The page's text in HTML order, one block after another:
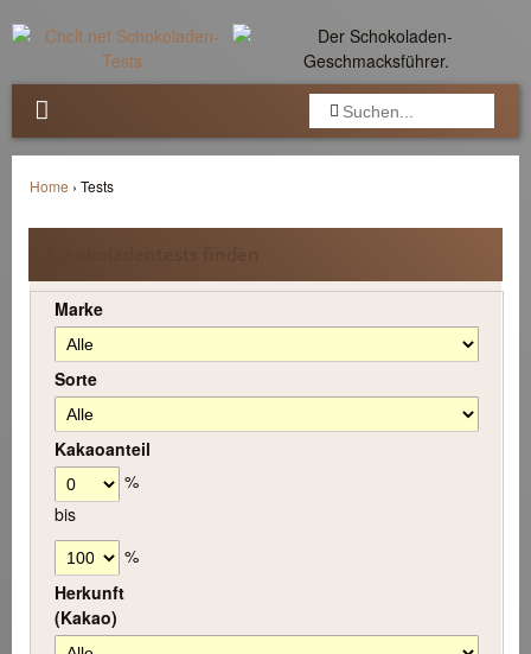
 
Home › Tests
Marke
Sorte
Kakaoanteil
%
bis
%
Herkunft
(Kakao)